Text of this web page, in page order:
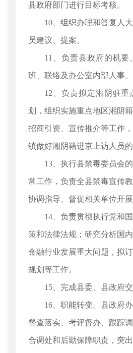
县政府部门进行目标考核。
10、组织办理和答复人
员建议、提案。
11、负责县政府的机要
班、联络及办公室内部人事、
12、负责拟定湘阴驻重
划，组织实施重点地区湘阴
招商引资、宣传推介等工作
镇做好湘阴籍进京上访人员的
13、执行县禁毒委员会
常工作，负责全县禁毒宣传
协调指导、督促相关单位开展
14、负责贯彻执行党和
策和法律法规；研究分析国
金融行业发展重大问题，拟
规划等工作。
15、完成县委、县政府
16、职能转变。县政府
督查落实、考评督办、跟踪
合调处和后勤保障职责，突